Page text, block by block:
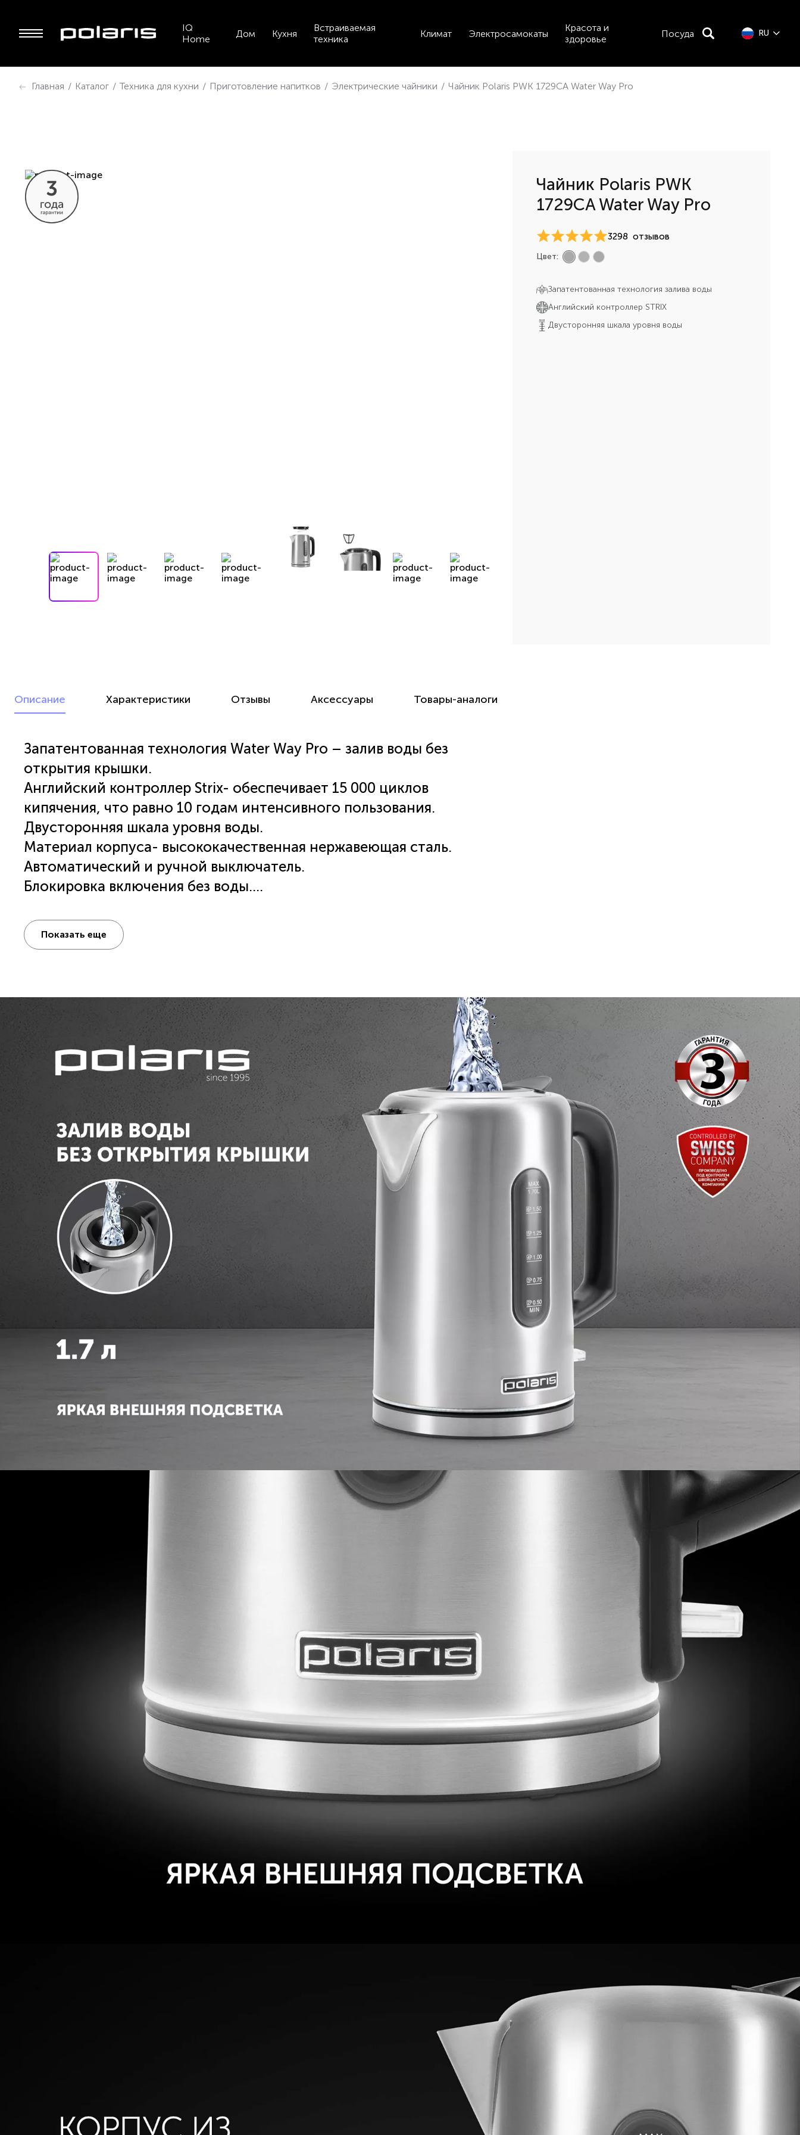
IQ
Home
Дом Кухня
Встраиваемая
техника
Климат Электросамокаты
Красота и
здоровье
Посуда RU
Главная / Каталог / Техника для кухни / Приготовление напитков / Электрические чайники / Чайник Polaris PWK 1729CA Water Way Pro
Чайник Polaris PWK
1729CA Water Way Pro
3298 отзывов
Цвет:
Запатентованная технология залива воды
Английский контроллер STRIX
Двусторонняя шкала уровня воды
Описание Характеристики Отзывы Аксессуары Товары-аналоги
Запатентованная технология Water Way Pro – залив воды без
открытия крышки.
Английский контроллер Strix- обеспечивает 15 000 циклов
кипячения, что равно 10 годам интенсивного пользования.
Двусторонняя шкала уровня воды.
Материал корпуса- высококачественная нержавеющая сталь.
Автоматический и ручной выключатель.
Блокировка включения без воды.
Объем - 1,7 л.
Гарантия - 3 года.
Показать еще